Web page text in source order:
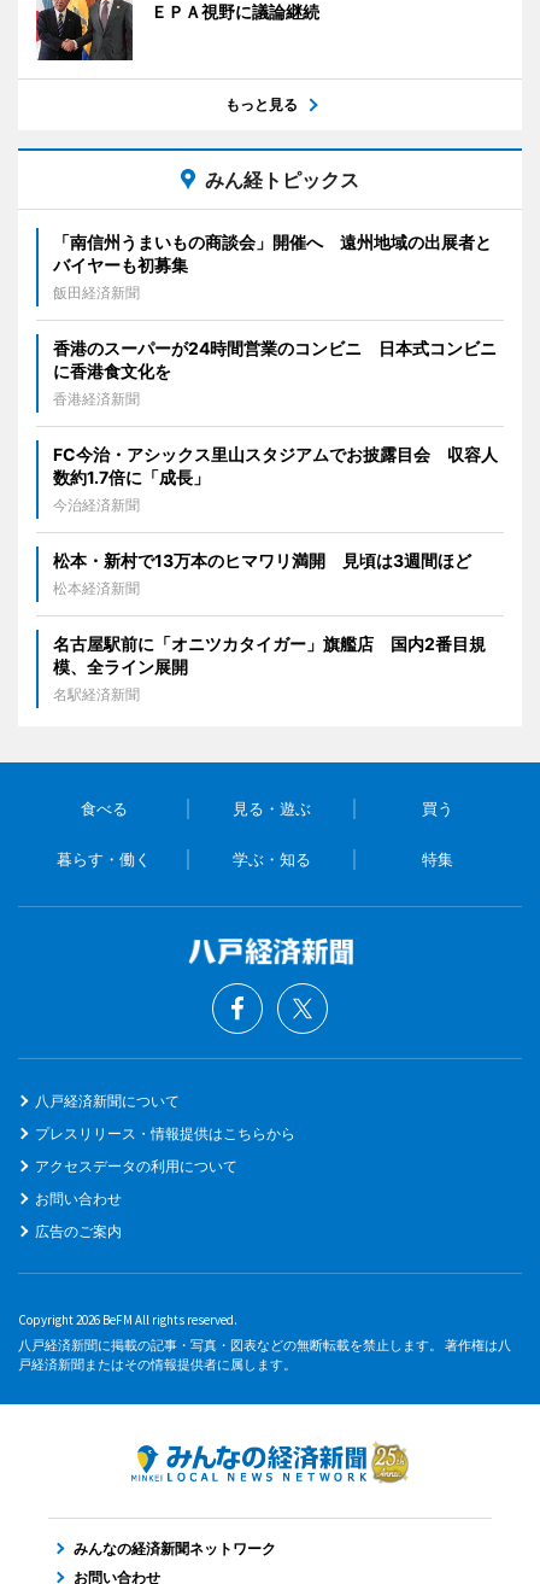
ＥＰＡ視野に議論継続
もっと見る
みん経トピックス
「南信州うまいもの商談会」開催へ 遠州地域の出展者と
バイヤーも初募集
飯田経済新聞
香港のスーパーが24時間営業のコンビニ 日本式コンビニ
に香港食文化を
香港経済新聞
FC今治・アシックス里山スタジアムでお披露目会 収容人
数約1.7倍に「成長」
今治経済新聞
松本・新村で13万本のヒマワリ満開 見頃は3週間ほど
松本経済新聞
名古屋駅前に「オニツカタイガー」旗艦店 国内2番目規
模、全ライン展開
名駅経済新聞
食べる 見る・遊ぶ 買う
暮らす・働く 学ぶ・知る 特集
八戸経済新聞について
プレスリリース・情報提供はこちらから
アクセスデータの利用について
お問い合わせ
広告のご案内
Copyright 2026 BeFM All rights reserved.
八戸経済新聞に掲載の記事・写真・図表などの無断転載を禁止します。 著作権は八
戸経済新聞またはその情報提供者に属します。
みんなの経済新聞ネットワーク
お問い合わせ